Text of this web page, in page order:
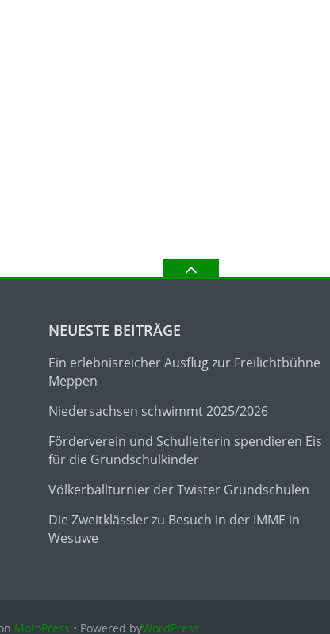
NEUESTE BEITRÄGE
Ein erlebnisreicher Ausflug zur Freilichtbühne
Meppen
Niedersachsen schwimmt 2025/2026
Förderverein und Schulleiterin spendieren Eis
für die Grundschulkinder
Völkerballturnier der Twister Grundschulen
Die Zweitklässler zu Besuch in der IMME in
Wesuwe
MotoPress • Powered byWordPress